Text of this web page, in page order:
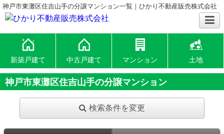
神戸市東灘区住吉山手の分譲マンション一覧｜ひかり不動産販売株式会社
新築戸建て 中古戸建て マンション 土地
神戸市東灘区住吉山手の分譲マンション
検索条件を変更